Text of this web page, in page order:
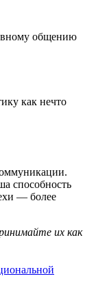
общению
как нечто
способность
— более
их как